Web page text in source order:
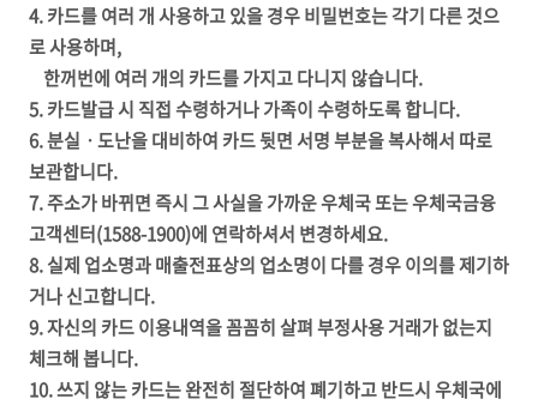
4. 카드를 여러 개 사용하고 있을 경우 비밀번호는 각기 다른 것으
로 사용하며,
한꺼번에 여러 개의 카드를 가지고 다니지 않습니다.
5. 카드발급 시 직접 수령하거나 가족이 수령하도록 합니다.
6. 분실ㆍ도난을 대비하여 카드 뒷면 서명 부분을 복사해서 따로
보관합니다.
7. 주소가 바뀌면 즉시 그 사실을 가까운 우체국 또는 우체국금융
고객센터(1588-1900)에 연락하셔서 변경하세요.
8. 실제 업소명과 매출전표상의 업소명이 다를 경우 이의를 제기하
거나 신고합니다.
9. 자신의 카드 이용내역을 꼼꼼히 살펴 부정사용 거래가 없는지
체크해 봅니다.
10. 쓰지 않는 카드는 완전히 절단하여 폐기하고 반드시 우체국에